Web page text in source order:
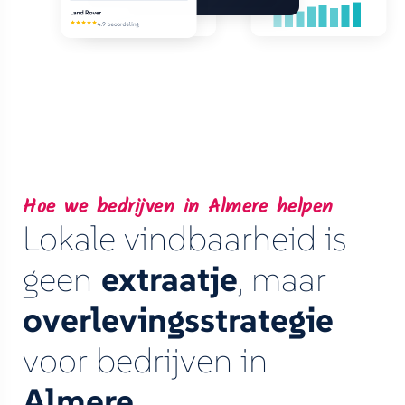
Land Rover
4.9 beoordeling
Hoe we bedrijven in Almere helpen
Lokale vindbaarheid is
geen extraatje, maar
overlevingsstrategie
voor bedrijven in